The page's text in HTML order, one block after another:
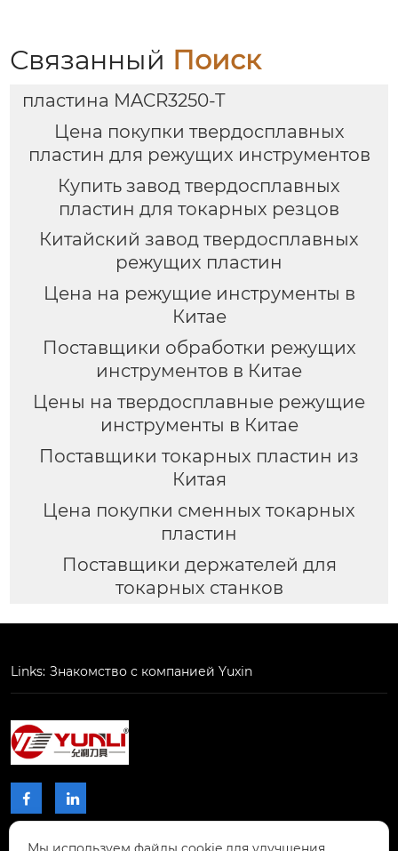
Связанный Поиск
пластина MACR3250-T
Цена покупки твердосплавных
пластин для режущих инструментов
Купить завод твердосплавных
пластин для токарных резцов
Китайский завод твердосплавных
режущих пластин
Цена на режущие инструменты в
Китае
Поставщики обработки режущих
инструментов в Китае
Цены на твердосплавные режущие
инструменты в Китае
Поставщики токарных пластин из
Китая
Цена покупки сменных токарных
пластин
Поставщики держателей для
токарных станков
Links: Знакомство с компанией Yuxin
 